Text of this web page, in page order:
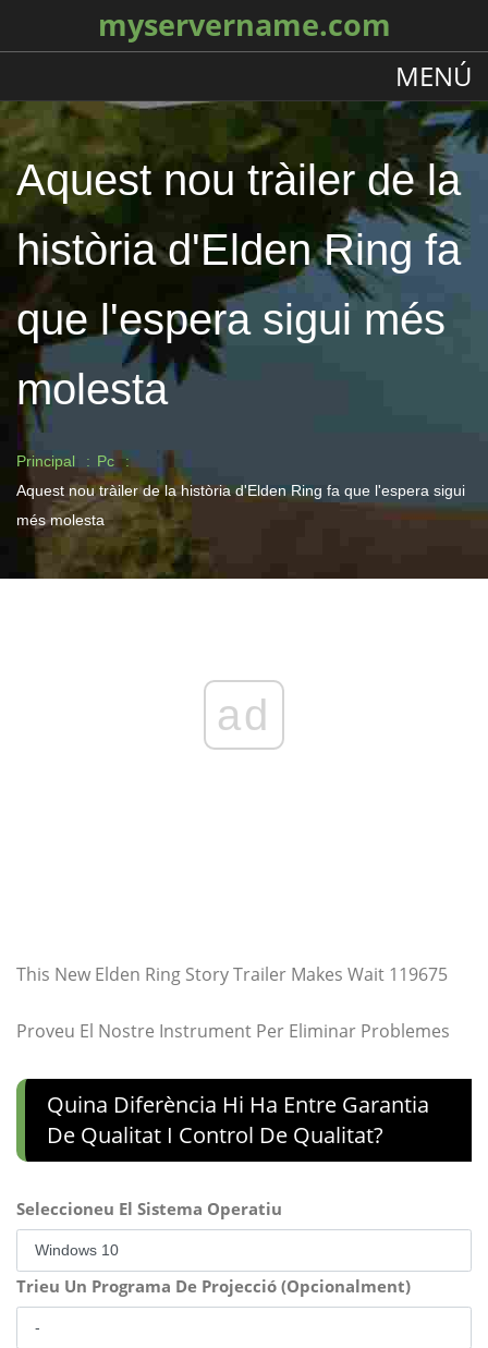
myservername.com
MENÚ
Aquest nou tràiler de la
història d'Elden Ring fa
que l'espera sigui més
molesta
Principal
Pc
Aquest nou tràiler de la història d'Elden Ring fa que l'espera sigui
més molesta
ad
This New Elden Ring Story Trailer Makes Wait 119675
Proveu El Nostre Instrument Per Eliminar Problemes
Quina Diferència Hi Ha Entre Garantia
De Qualitat I Control De Qualitat?
Seleccioneu El Sistema Operatiu
Trieu Un Programa De Projecció (Opcionalment)